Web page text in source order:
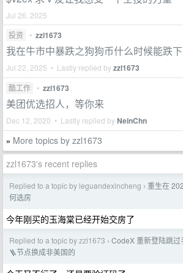
Jul 26, 2025
投资
• zzl1673
我在牛市中暴跌之狗狗币什么时候能跌
Jul 22, 2025 • Lastly replied byzzl1673
酷工作 • zzl1673
美团优选招人，等你来
Dec 12, 2020 • Lastly replied byNeinChn
» More topics by zzl1673
zzl1673's recent replies
Replied to a topic by leguandexincheng › 重生在
何选房
今年刚买的玉海棠已经开始交房了
Replied to a topic by zzl1673 › CodeX 重新登陆跳
🪜节点换成非美国的